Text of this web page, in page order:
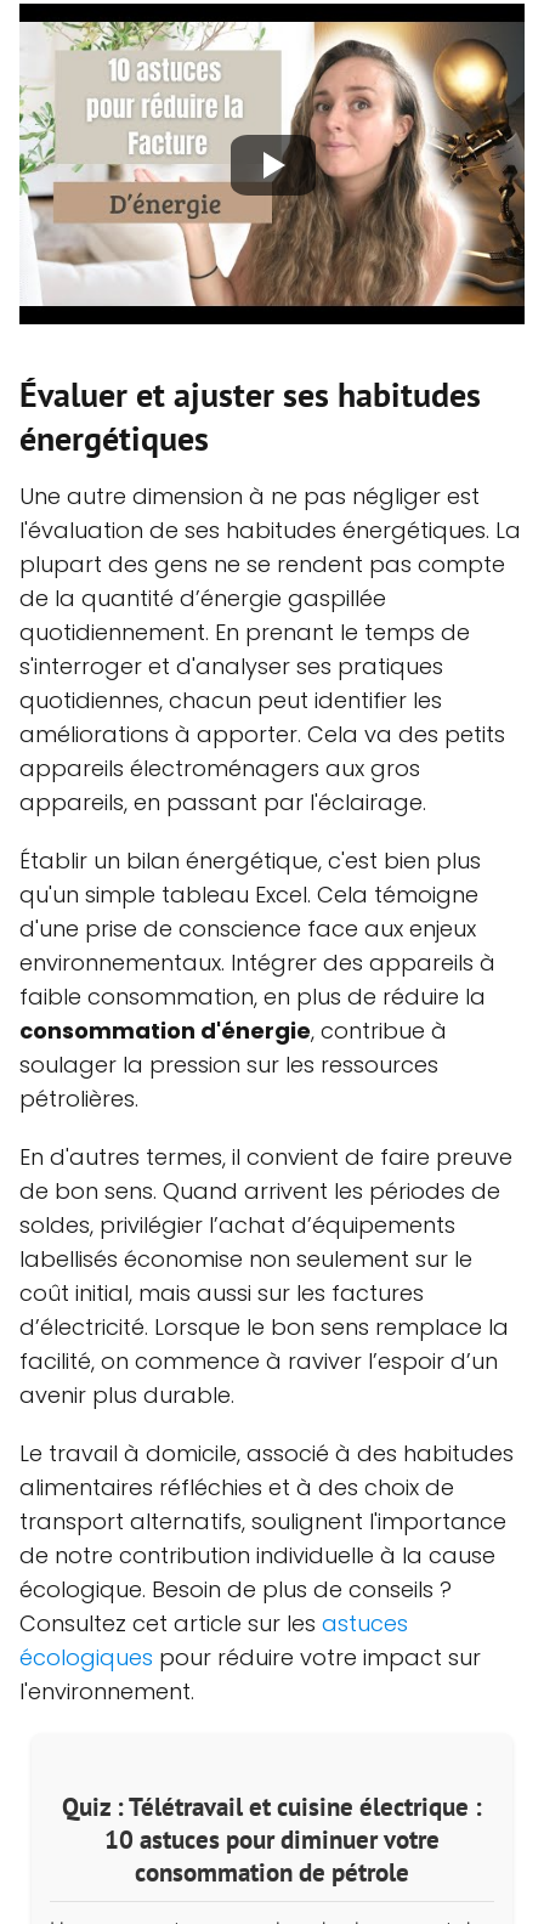
Évaluer et ajuster ses habitudes
énergétiques
Une autre dimension à ne pas négliger est
l'évaluation de ses habitudes énergétiques. La
plupart des gens ne se rendent pas compte
de la quantité d’énergie gaspillée
quotidiennement. En prenant le temps de
s'interroger et d'analyser ses pratiques
quotidiennes, chacun peut identifier les
améliorations à apporter. Cela va des petits
appareils électroménagers aux gros
appareils, en passant par l'éclairage.
Établir un bilan énergétique, c'est bien plus
qu'un simple tableau Excel. Cela témoigne
d'une prise de conscience face aux enjeux
environnementaux. Intégrer des appareils à
faible consommation, en plus de réduire la
consommation d'énergie, contribue à
soulager la pression sur les ressources
pétrolières.
En d'autres termes, il convient de faire preuve
de bon sens. Quand arrivent les périodes de
soldes, privilégier l’achat d’équipements
labellisés économise non seulement sur le
coût initial, mais aussi sur les factures
d’électricité. Lorsque le bon sens remplace la
facilité, on commence à raviver l’espoir d’un
avenir plus durable.
Le travail à domicile, associé à des habitudes
alimentaires réfléchies et à des choix de
transport alternatifs, soulignent l'importance
de notre contribution individuelle à la cause
écologique. Besoin de plus de conseils ?
Consultez cet article sur les astuces
écologiques pour réduire votre impact sur
l'environnement.
Quiz : Télétravail et cuisine électrique :
10 astuces pour diminuer votre
consommation de pétrole